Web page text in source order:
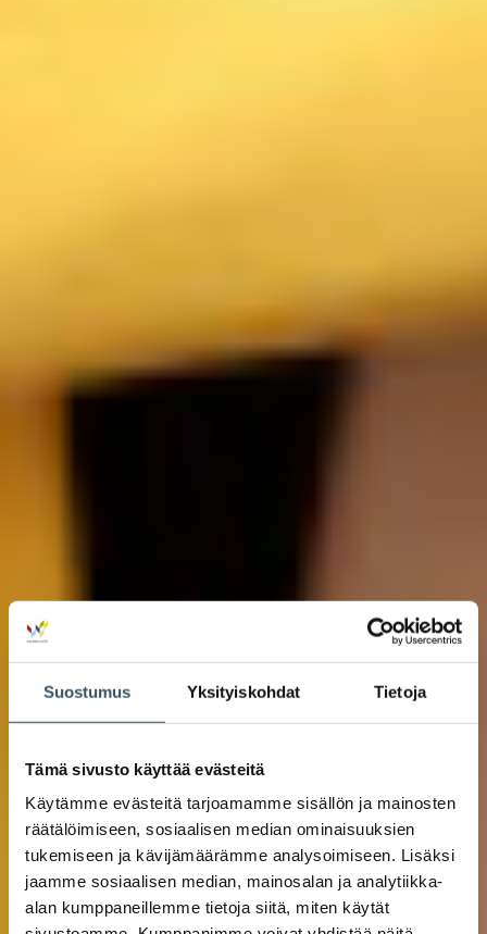
Suostumus Yksityiskohdat Tietoja
Tämä sivusto käyttää evästeitä
Käytämme evästeitä tarjoamamme sisällön ja mainosten
räätälöimiseen, sosiaalisen median ominaisuuksien
tukemiseen ja kävijämäärämme analysoimiseen. Lisäksi
jaamme sosiaalisen median, mainosalan ja analytiikka-
alan kumppaneillemme tietoja siitä, miten käytät